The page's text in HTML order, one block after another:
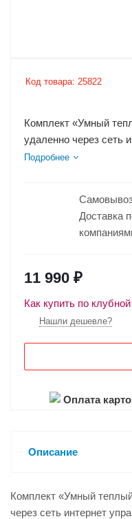
Код товара: 25822
Комплект «Умный
удаленно через сеть
нагревательным
Подробнее
Доставка
11 990 ₽
Как купить по
Нашли дешевле?
Оплата
Описание
Комплект «Умный
через сеть интернет